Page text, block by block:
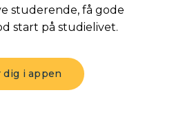
studerende, få gode
start på studielivet.
i appen